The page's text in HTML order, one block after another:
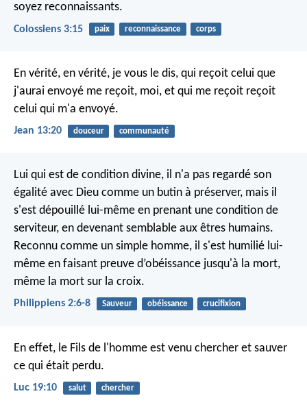
soyez reconnaissants.
Colossiens 3:15 paix reconnaissance corps
En vérité, en vérité, je vous le dis, qui reçoit celui que
j'aurai envoyé me reçoit, moi, et qui me reçoit reçoit
celui qui m'a envoyé.
Jean 13:20 douceur communauté
Lui qui est de condition divine, il n'a pas regardé son
égalité avec Dieu comme un butin à préserver, mais il
s'est dépouillé lui-même en prenant une condition de
serviteur, en devenant semblable aux êtres humains.
Reconnu comme un simple homme, il s'est humilié lui-
même en faisant preuve d’obéissance jusqu'à la mort,
même la mort sur la croix.
Philippiens 2:6-8 Sauveur obéissance crucifixion
En effet, le Fils de l'homme est venu chercher et sauver
ce qui était perdu.
Luc 19:10 salut chercher